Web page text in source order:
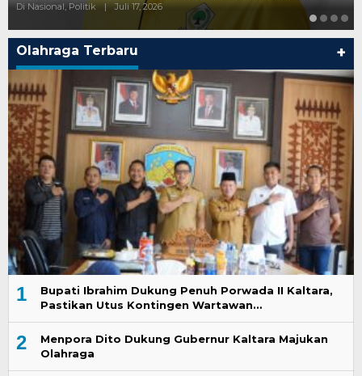
Di Politik | Mei 26, 2025
Olahraga Terbaru +
1
Bupati Ibrahim Dukung Penuh Porwada II Kaltara,
Pastikan Utus Kontingen Wartawan…
2
Menpora Dito Dukung Gubernur Kaltara Majukan
Olahraga